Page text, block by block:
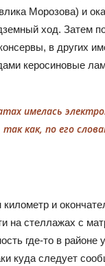
Морозова) и
ход. Затем
в других
керосиновые
имелась
как, по его
и
на стеллажах с
где-то в районе
куда следует